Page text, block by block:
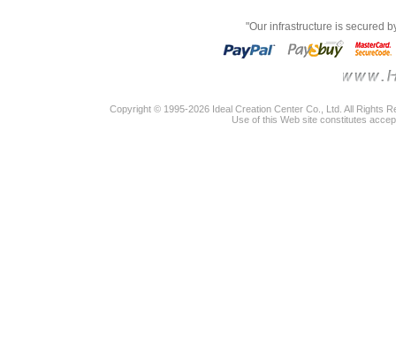
"Our infrastructure is secured
Copyright © 1995-2026 Ideal Creation Center Co., Ltd. All Rights
Use of this Web site constitutes